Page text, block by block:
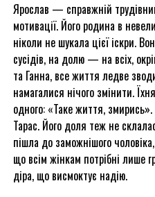
Ярослав — справжній
мотивації. Його родина в
ніколи не шукала цієї іскри.
сусідів, на долю — на всіх,
та Ганна, все життя ледве
намагалися нічого змінити.
одного: «Таке життя,
Тарас. Його доля теж не
пішла до заможнішого
що всім жінкам потрібні лише
діра, що висмоктує надію.